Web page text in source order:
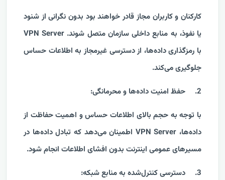
کارکنان و کاربران مجاز قادر خواهند بود بدون نگرانی از شنود
یا نفوذ، به منابع داخلی سازمان متصل شوند. VPN Server
با رمزگذاری داده‌ها، از دسترسی غیرمجاز به اطلاعات حساس
جلوگیری می‌کند.
2. حفظ امنیت داده‌ها و محرمانگی:
با توجه به حجم بالای اطلاعات حساس و اهمیت حفاظت از
داده‌ها، VPN Server اطمینان می‌دهد که تبادل داده‌ها در
مسیرهای عمومی اینترنت بدون افشای اطلاعات انجام شود.
3. دسترسی کنترل‌شده به منابع شبکه: